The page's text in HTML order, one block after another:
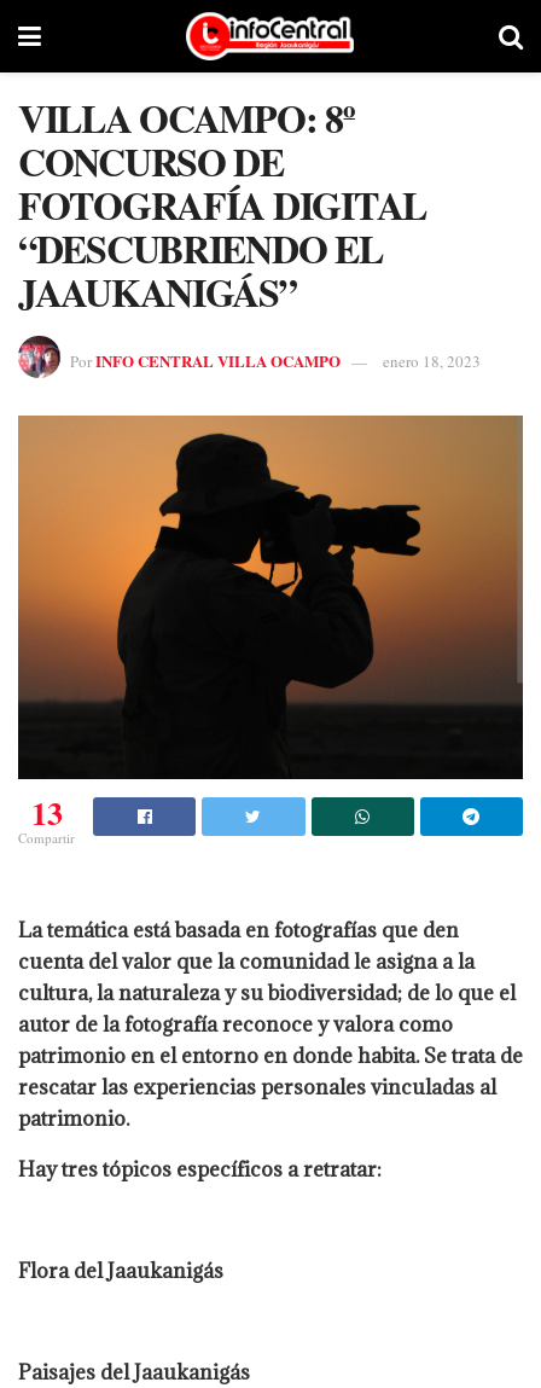
VILLA OCAMPO: 8º
CONCURSO DE
FOTOGRAFÍA DIGITAL
“DESCUBRIENDO EL
JAAUKANIGÁS”
PorINFO CENTRAL VILLA OCAMPO enero 18, 2023
13
Compartir
La temática está basada en fotografías que den
cuenta del valor que la comunidad le asigna a la
cultura, la naturaleza y su biodiversidad; de lo que el
autor de la fotografía reconoce y valora como
patrimonio en el entorno en donde habita. Se trata de
rescatar las experiencias personales vinculadas al
patrimonio.
Hay tres tópicos específicos a retratar:
Flora del Jaaukanigás
Paisajes del Jaaukanigás